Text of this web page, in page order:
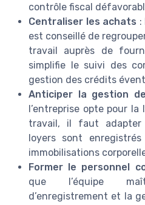
contrôle fiscal
Centraliser les achats :
est conseillé de
travail auprès de
simplifie le suivi des
gestion des crédits
Anticiper la gestion
l’entreprise opte pour
travail, il faut adapter
loyers sont
immobilisations
Former le personnel
que l’équipe
d’enregistrement et la